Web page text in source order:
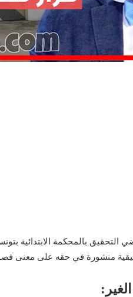
التحقيق بالمحكمة الابتدائية
منشورة في حقه على معنى